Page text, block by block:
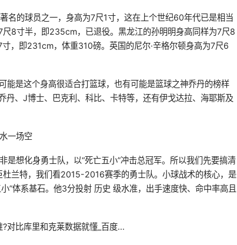
名的球员之一，身高为7尺1寸，这在上个世纪60年代已是相当
8寸半，即235cm，已退役。黑龙江的孙明明身高同样为7尺8
，即231cm，体重310磅。英国的尼尔·辛格尔顿身高为7尺6
能是这个身高很适合打篮球，也有可能是篮球之神乔丹的榜样
丹、J博士、巴克利、科比、卡特等，还有伊戈达拉、海耶斯及
一场空
是想化身勇士队，以“死亡五小”冲击总冠军。所以我们先要搞清
兰特，我们看2015-2016赛季的勇士队。小球战术的核心，是
”体系基石。他3分投射 历史 级水准，出手速度快、命中率高且
对比库里和克莱数据就懂_百度...